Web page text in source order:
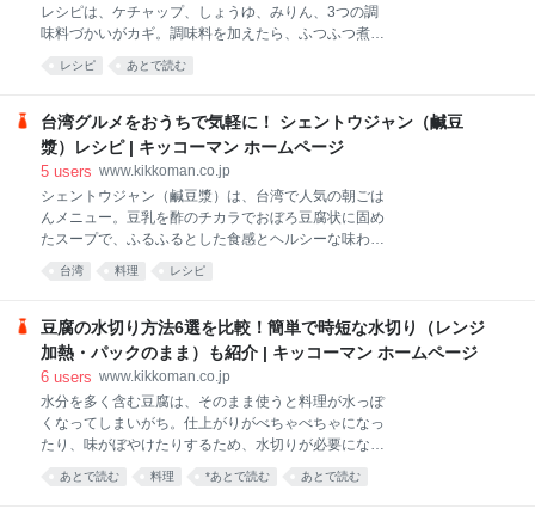
レシピは、ケチャップ、しょうゆ、みりん、3つの調
味料づかいがカギ。調味料を加えたら、ふつふつ煮立
つまで混ぜずにがまんするのがポイントです。とろと
ろの卵焼きに、ケチャップライスをのっけてひっくり
かいご飯 どんぶり2杯分（400g） 鶏もも肉 120g 玉ね
ぎ 100g デルモンテ エキストラバージンオリーブオイ
ル 小さじ2 塩 小さじ1/4 粗びき黒こしょう 適宜 デルモ
キッコーマン いつでも新鮮 しぼりたて生しょうゆ 小
さじ2 マンジョウ 米麹こだわり仕込み 本みりん 小さ
じ1 （オムレツ） 卵 4個 バター 大さじ1/2 （トッピン
グ） 青ねぎ（小口切り） 適宜 キッコーマン いつでも
レシピ あとで読む
台湾グルメをおうちで気軽に！ シェントウジャン（鹹豆
漿）レシピ | キッコーマン ホームページ
5 users www.kikkoman.co.jp
シェントウジャン（鹹豆漿）は、台湾で人気の朝ごは
んメニュー。豆乳を酢のチカラでおぼろ豆腐状に固め
たスープで、ふるふるとした食感とヘルシーな味わい
が魅力です。つくり方は、器に酢と具材を入れ、温め
た豆乳を注ぎ入れるだけ！ 本場の味をおうちでも簡
レンジまでご紹介。気軽に台湾気分を楽しみましょ
う！
台湾 料理 レシピ
豆腐の水切り方法6選を比較！簡単で時短な水切り（レンジ
加熱・パックのまま）も紹介 | キッコーマン ホームページ
6 users www.kikkoman.co.jp
水分を多く含む豆腐は、そのまま使うと料理が水っぽ
くなってしまいがち。仕上がりがべちゃべちゃになっ
たり、味がぼやけたりするため、水切りが必要になり
ます。また、くずれにくくするため、というのも理由
のひとつ。水分が減ることで身が締まるため、豆腐ス
あとで読む 料理 *あとで読む あとで読む